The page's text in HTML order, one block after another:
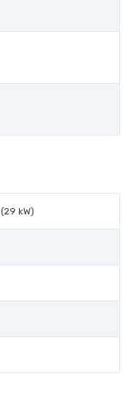
(29 kW)